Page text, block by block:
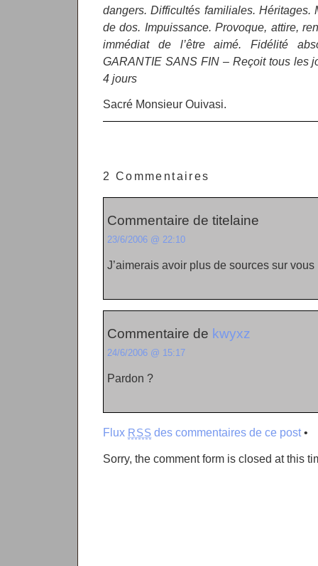
dangers. Difficultés familiales. Héritages.
de dos. Impuissance. Provoque, attire,
immédiat de l’être aimé. Fidélité
GARANTIE SANS FIN – Reçoit tous les
4 jours
Sacré Monsieur Ouivasi.
2 Commentaires
Commentaire de titelaine
23/6/2006 @ 22:10
J’aimerais avoir plus de sources sur vous
Commentaire de kwyxz
24/6/2006 @ 15:17
Pardon ?
Flux RSS des commentaires de ce post•
Sorry, the comment form is closed at this